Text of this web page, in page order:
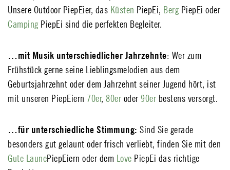
Unsere Outdoor PiepEier, das Küsten PiepEi, Berg PiepEi oder
Camping PiepEi sind die perfekten Begleiter.
…mit Musik unterschiedlicher Jahrzehnte: Wer zum
Frühstück gerne seine Lieblingsmelodien aus dem
Geburtsjahrzehnt oder dem Jahrzehnt seiner Jugend hört, ist
mit unseren PiepEiern 70er, 80er oder 90er bestens versorgt.
…für unterschiedliche Stimmung: Sind Sie gerade
besonders gut gelaunt oder frisch verliebt, finden Sie mit den
Gute LaunePiepEiern oder dem Love PiepEi das richtige